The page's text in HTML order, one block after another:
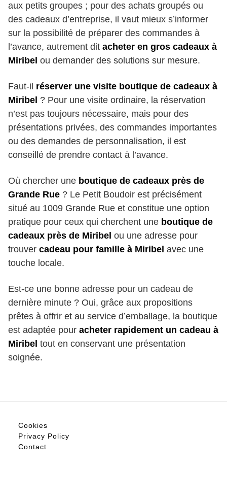
aux petits groupes ; pour des achats groupés ou
des cadeaux d’entreprise, il vaut mieux s’informer
sur la possibilité de préparer des commandes à
l’avance, autrement dit acheter en gros cadeaux à
Miribel ou demander des solutions sur mesure.
Faut-il réserver une visite boutique de cadeaux à
Miribel ? Pour une visite ordinaire, la réservation
n’est pas toujours nécessaire, mais pour des
présentations privées, des commandes importantes
ou des demandes de personnalisation, il est
conseillé de prendre contact à l’avance.
Où chercher une boutique de cadeaux près de
Grande Rue ? Le Petit Boudoir est précisément
situé au 1009 Grande Rue et constitue une option
pratique pour ceux qui cherchent une boutique de
cadeaux près de Miribel ou une adresse pour
trouver cadeau pour famille à Miribel avec une
touche locale.
Est-ce une bonne adresse pour un cadeau de
dernière minute ? Oui, grâce aux propositions
prêtes à offrir et au service d’emballage, la boutique
est adaptée pour acheter rapidement un cadeau à
Miribel tout en conservant une présentation
soignée.
Cookies
Privacy Policy
Contact